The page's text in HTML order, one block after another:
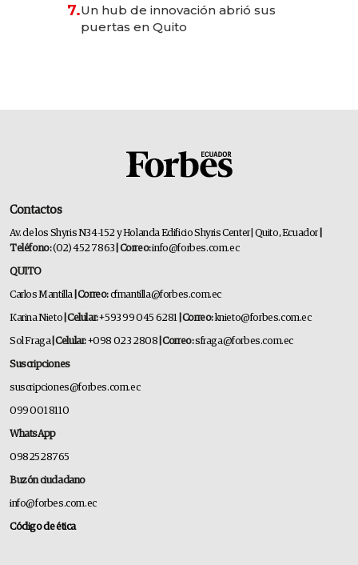
7.Un hub de innovación abrió sus
puertas en Quito
Contactos
Av. de los Shyris N34-152 y Holanda Edificio Shyris Center | Quito, Ecuador
Teléfono:(02) 452 7863 | Correo:info@forbes.com.ec
QUITO
Carlos Mantilla | Correo:cfmantilla@forbes.com.ec
Karina Nieto | Celular:+593 99 045 6281 | Correo:knieto@forbes.com.ec
Sol Fraga| Celular:+098 023 2808 | Correo:sfraga@forbes.com.ec
Suscripciones
suscripciones@forbes.com.ec
099 001 8110
WhatsApp
0982528765
Buzón ciudadano
info@forbes.com.ec
Código de ética